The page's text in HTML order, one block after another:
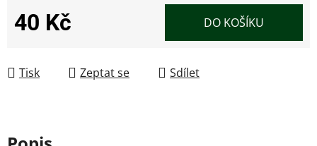
40 Kč DO KOŠÍKU
Tisk Zeptat se Sdílet